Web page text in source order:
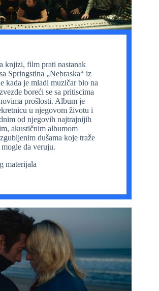
knjizi, film prati nastanak
Springstina „Nebraska“ iz
kada je mladi muzičar bio na
boreći se sa pritiscima
prošlosti. Album je
u njegovom životu i
od njegovih najtrajnijih
akustičnim albumom
dušama koje traže
da veruju.
materijala